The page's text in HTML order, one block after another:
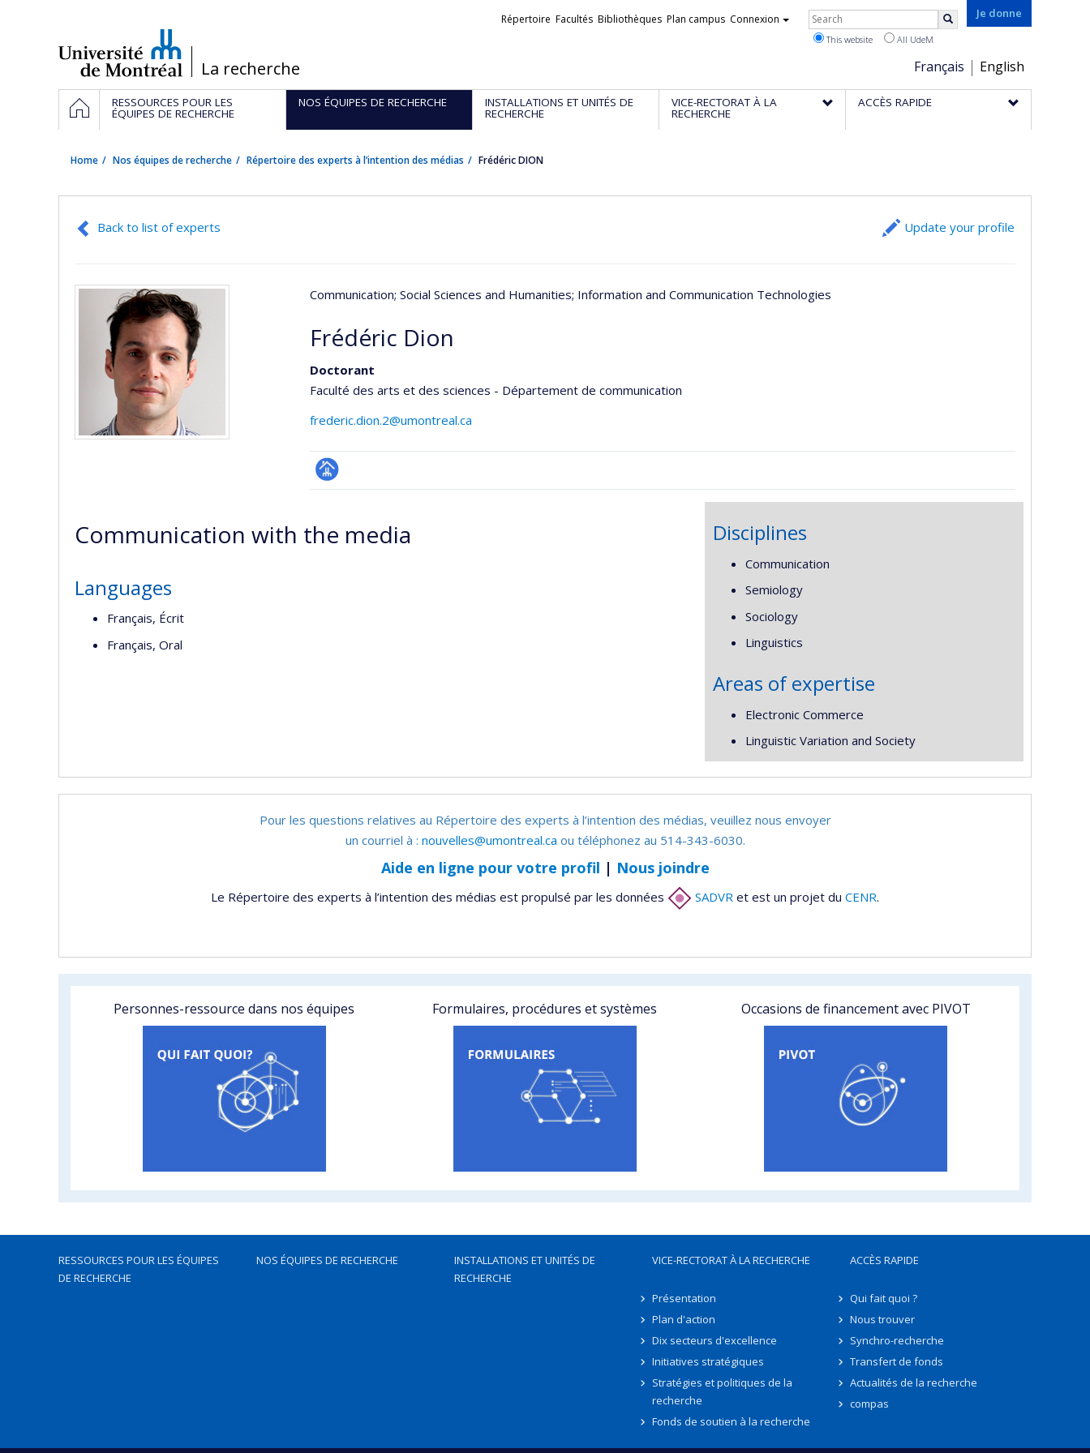
/La recherche
Je donne
Choix
de
la
Français English
Liens
Répertoire Facultés Bibliothèques Plan campus Connexion Rechercher
This website All UdeM
Navigation
principale
HOMERESSOURCES POUR LES
ÉQUIPES DE RECHERCHE
NOS ÉQUIPES DE RECHERCHE INSTALLATIONS ET UNITÉS DE
RECHERCHE
VICE-RECTORAT À LA
RECHERCHE
ACCÈS RAPIDE
Home Nos équipes de recherche Répertoire des experts à l’intention des médias Frédéric DION
Back to list of experts Update your profile
Communication; Social Sciences and Humanities; Information and Communication Technologies
Frédéric Dion
Doctorant
Faculté des arts et des sciences - Département de communication
frederic.dion.2@umontreal.ca
Page
(faculté,département,école)
Communication with the media
Languages
Français, Écrit
Français, Oral
Disciplines
Communication
Semiology
Sociology
Linguistics
Areas of expertise
Electronic Commerce
Linguistic Variation and Society
Pour les questions relatives au Répertoire des experts à l’intention des médias, veuillez nous envoyer
un courriel à : nouvelles@umontreal.ca ou téléphonez au 514-343-6030.
Aide en ligne pour votre profil | Nous joindre
Le Répertoire des experts à l’intention des médias est propulsé par les données SADVR et est un projet du CENR.
Personnes-ressource dans nos équipes Formulaires, procédures et systèmes Occasions de financement avec PIVOT
RESSOURCES POUR LES ÉQUIPES
DE RECHERCHE
NOS ÉQUIPES DE RECHERCHE
INSTALLATIONS ET UNITÉS DE
RECHERCHE
VICE-RECTORAT À LA RECHERCHE
Présentation
Plan d'action
Dix secteurs d'excellence
Initiatives stratégiques
Stratégies et politiques de la
recherche
Fonds de soutien à la recherche
ACCÈS RAPIDE
Qui fait quoi ?
Nous trouver
Synchro-recherche
Transfert de fonds
Actualités de la recherche
compas